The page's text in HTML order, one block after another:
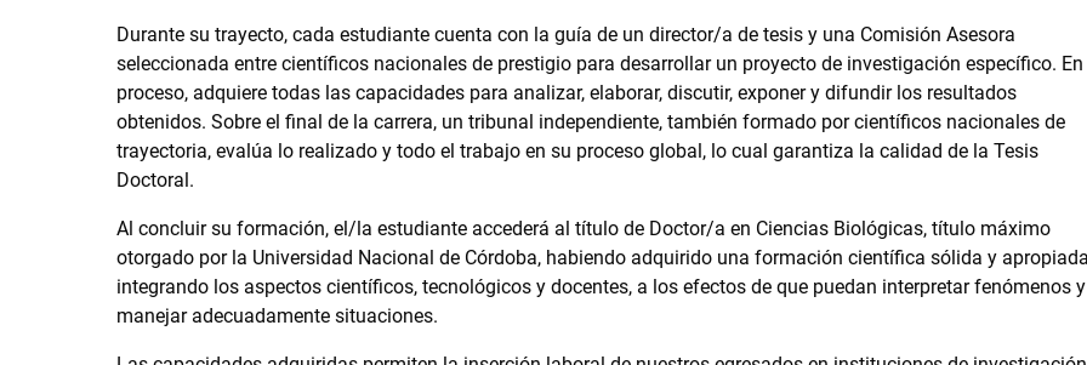
Durante su trayecto, cada estudiante cuenta con la guía de un director/a de tesis y una Comisión Asesora
seleccionada entre científicos nacionales de prestigio para desarrollar un proyecto de investigación específico. En
proceso, adquiere todas las capacidades para analizar, elaborar, discutir, exponer y difundir los resultados
obtenidos. Sobre el final de la carrera, un tribunal independiente, también formado por científicos nacionales de
trayectoria, evalúa lo realizado y todo el trabajo en su proceso global, lo cual garantiza la calidad de la Tesis
Doctoral.
Al concluir su formación, el/la estudiante accederá al título de Doctor/a en Ciencias Biológicas, título máximo
otorgado por la Universidad Nacional de Córdoba, habiendo adquirido una formación científica sólida y
integrando los aspectos científicos, tecnológicos y docentes, a los efectos de que puedan interpretar fenómenos y
manejar adecuadamente situaciones.